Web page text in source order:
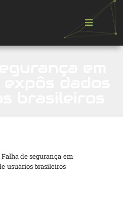
Falha de segurança em
usuários brasileiros